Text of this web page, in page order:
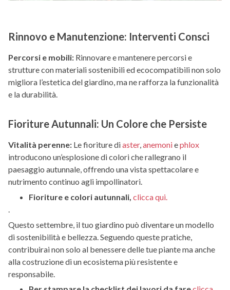
Rinnovo e Manutenzione: Interventi Consci
Percorsi e mobili: Rinnovare e mantenere percorsi e
strutture con materiali sostenibili ed ecocompatibili non solo
migliora l’estetica del giardino, ma ne rafforza la funzionalità
e la durabilità.
Fioriture Autunnali: Un Colore che Persiste
Vitalità perenne: Le fioriture diaster,anemoniephlox
introducono un’esplosione di colori che rallegrano il
paesaggio autunnale, offrendo una vista spettacolare e
nutrimento continuo agli impollinatori.
Fioriture e colori autunnali, clicca qui.
.
Questo settembre, il tuo giardino può diventare un modello
di sostenibilità e bellezza. Seguendo queste pratiche,
contribuirai non solo al benessere delle tue piante ma anche
alla costruzione di un ecosistema più resistente e
responsabile.